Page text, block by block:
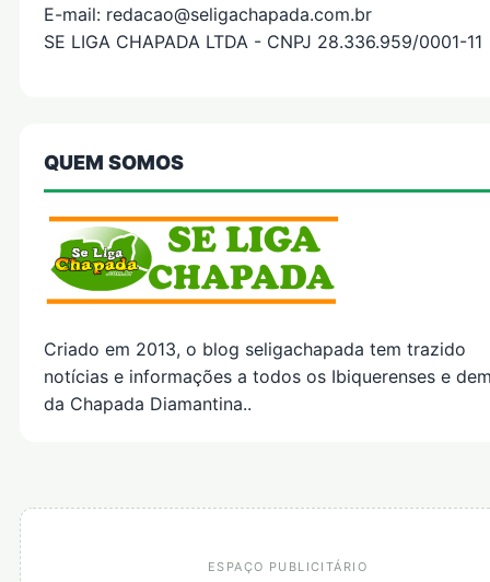
E-mail: redacao@seligachapada.com.br
SE LIGA CHAPADA LTDA - CNPJ 28.336.959/0001-11
QUEM SOMOS
Criado em 2013, o blog seligachapada tem trazido
notícias e informações a todos os Ibiquerenses e
da Chapada Diamantina..
ESPAÇO PUBLICITÁRIO